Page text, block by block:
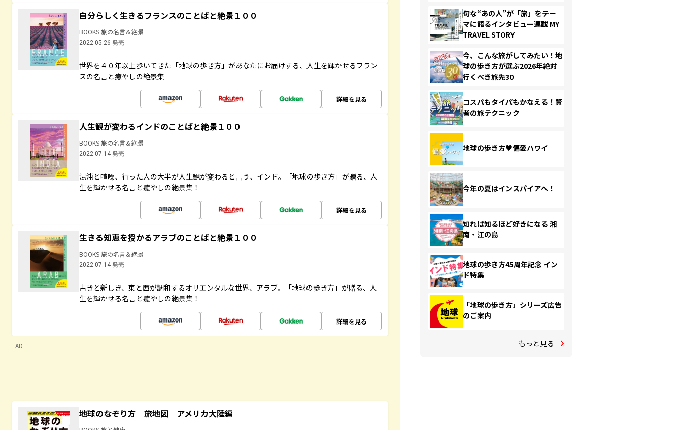
自分らしく生きるフランスのことばと絶景１００
BOOKS 旅の名言＆絶景
2022.05.26 発売
世界を４０年以上歩いてきた「地球の歩き方」があなたにお届けする、人生を輝かせるフラン
スの名言と癒やしの絶景集
詳細を見る
人生観が変わるインドのことばと絶景１００
BOOKS 旅の名言＆絶景
2022.07.14 発売
混沌と喧噪、行った人の大半が人生観が変わると言う、インド。「地球の歩き方」が贈る、人
生を輝かせる名言と癒やしの絶景集！
詳細を見る
生きる知恵を授かるアラブのことばと絶景１００
BOOKS 旅の名言＆絶景
2022.07.14 発売
古きと新しき、東と西が調和するオリエンタルな世界、アラブ。「地球の歩き方」が贈る、人
生を輝かせる名言と癒やしの絶景集！
詳細を見る
AD
地球のなぞり方 旅地図 アメリカ大陸編
旬な“あの人”が「旅」をテー
マに語るインタビュー連載 MY
TRAVEL STORY
今、こんな旅がしてみたい！地
球の歩き方が選ぶ2026年絶対
行くべき旅先30
コスパもタイパもかなえる！賢
者の旅テクニック
地球の歩き方♥偏愛ハワイ
今年の夏はインスパイアへ！
知れば知るほど好きになる 湘
南・江の島
地球の歩き方45周年記念 イン
ド特集
「地球の歩き方」シリーズ広告
のご案内
もっと見る